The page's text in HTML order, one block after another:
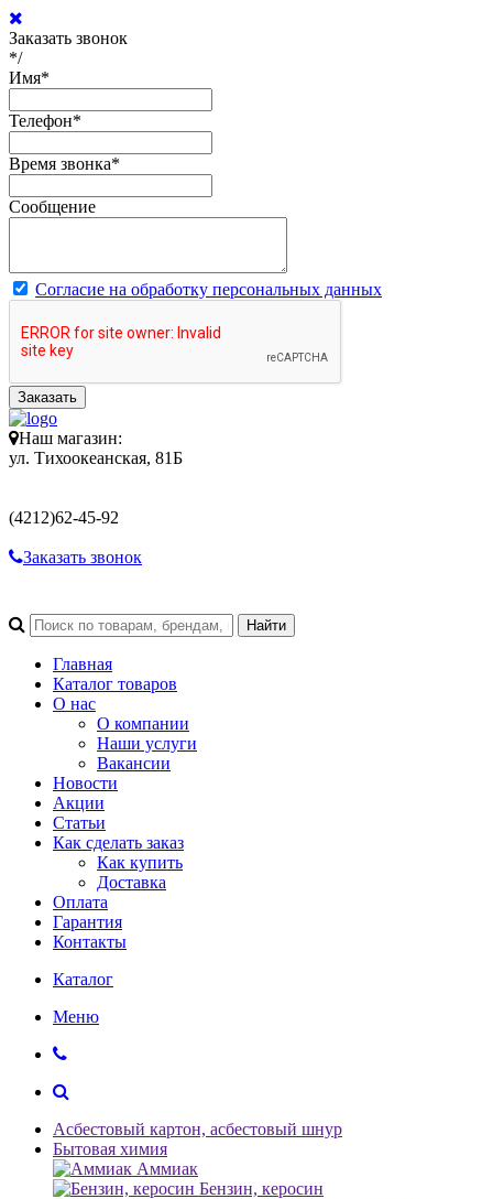
Заказать звонок
*/
Имя*
Телефон*
Время звонка*
Сообщение
Согласие на обработку персональных данных
Заказать
Наш магазин:
ул. Тихоокеанская, 81Б
(4212)62-45-92
Заказать звонок
Главная
Каталог товаров
О нас
О компании
Наши услуги
Вакансии
Новости
Акции
Статьи
Как сделать заказ
Как купить
Доставка
Оплата
Гарантия
Контакты
Каталог
Меню
Асбестовый картон, асбестовый шнур
Бытовая химия
Аммиак
Бензин, керосин